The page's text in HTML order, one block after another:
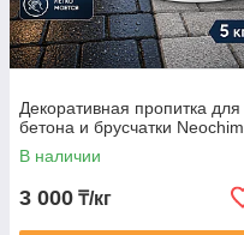
Декоративная пропитка для
бетона и брусчатки Neochim
В наличии
3 000 ₸/кг